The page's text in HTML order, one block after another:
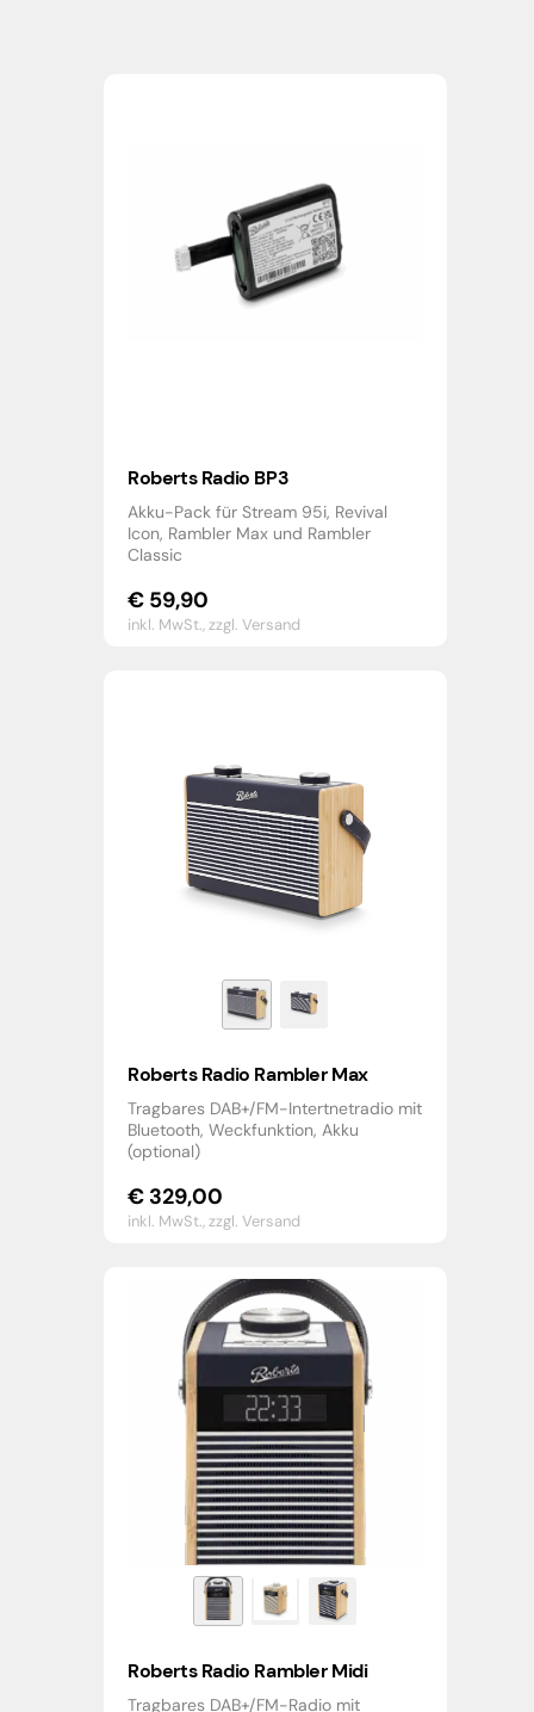
Roberts Radio BP3
Akku-Pack für Stream 95i, Revival
Icon, Rambler Max und Rambler
Classic
€ 59,90
inkl. MwSt.,zzgl. Versand
Roberts Radio Rambler Max
Tragbares DAB+/FM-Intertnetradio mit
Bluetooth, Weckfunktion, Akku
(optional)
€ 329,00
inkl. MwSt.,zzgl. Versand
Roberts Radio Rambler Midi
Tragbares DAB+/FM-Radio mit